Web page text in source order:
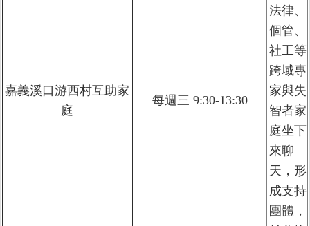
嘉義溪口游西村互助家
庭
每週三 9:30-13:30
法律、
個管、
社工等
跨域專
家與失
智者家
庭坐下
來聊
天，形
成支持
團體，